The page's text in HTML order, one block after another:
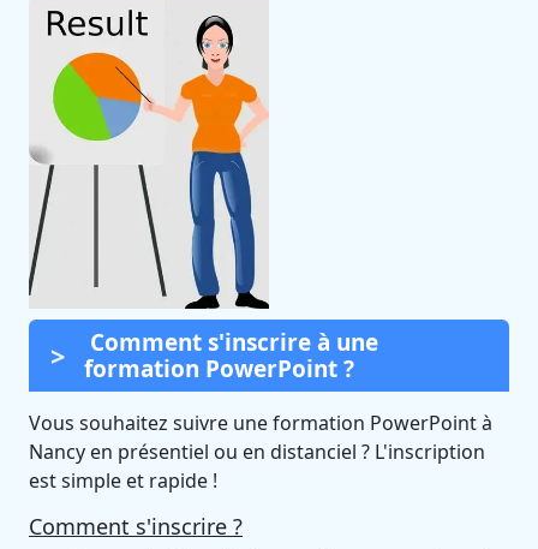
Comment s'inscrire à une
formation PowerPoint ?
Vous souhaitez suivre une formation PowerPoint à
Nancy en présentiel ou en distanciel ? L'inscription
est simple et rapide !
Comment s'inscrire ?